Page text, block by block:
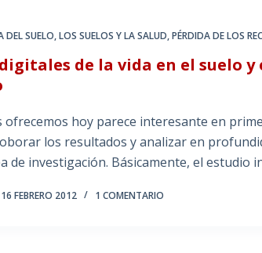
DEL SUELO,LOS SUELOS Y LA SALUD,PÉRDIDA DE LOS
de la vida en el suelo
ofrecemos hoy parece interesante en
los resultados y analizar en
de investigación. Básicamente, el estudio
16 FEBRERO 2012 1 COMENTARIO